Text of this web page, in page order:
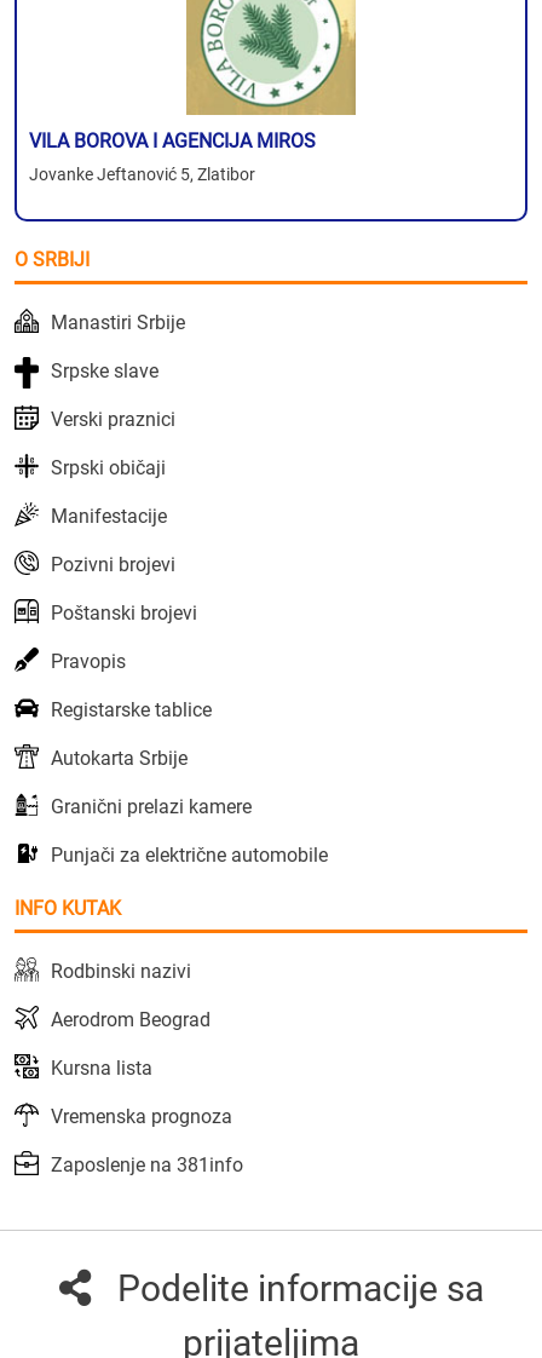
VILA BOROVA I AGENCIJA MIROS
Jovanke Jeftanović 5, Zlatibor
O SRBIJI
Manastiri Srbije
Srpske slave
Verski praznici
Srpski običaji
Manifestacije
Pozivni brojevi
Poštanski brojevi
Pravopis
Registarske tablice
Autokarta Srbije
Granični prelazi kamere
Punjači za električne automobile
INFO KUTAK
Rodbinski nazivi
Aerodrom Beograd
Kursna lista
Vremenska prognoza
Zaposlenje na 381info
Podelite informacije sa
prijateljima